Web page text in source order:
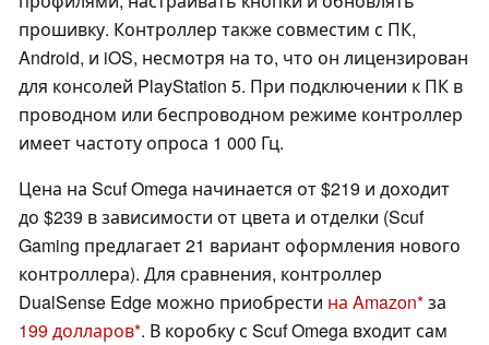
прошивку. Контроллер также совместим с ПК,
Android, и iOS, несмотря на то, что он лицензирован
для консолей PlayStation 5. При подключении к ПК в
проводном или беспроводном режиме контроллер
имеет частоту опроса 1 000 Гц.
Цена на Scuf Omega начинается от $219 и доходит
до $239 в зависимости от цвета и отделки (Scuf
Gaming предлагает 21 вариант оформления нового
контроллера). Для сравнения, контроллер
DualSense Edge можно приобрести на Amazon за
199 долларов . В коробку с Scuf Omega входит сам